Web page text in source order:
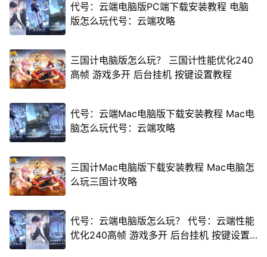
代号：云端电脑版PC端下载安装教程 电脑
版怎么玩代号：云端攻略
三国计电脑版怎么玩？ 三国计性能优化240
高帧 游戏多开 后台挂机 按键设置教程
代号：云端Mac电脑版下载安装教程 Mac电
脑怎么玩代号：云端攻略
三国计Mac电脑版下载安装教程 Mac电脑怎
么玩三国计攻略
代号：云端电脑版怎么玩？ 代号：云端性能
优化240高帧 游戏多开 后台挂机 按键设置